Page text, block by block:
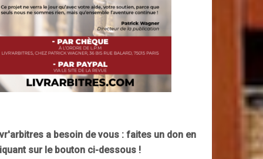
a besoin de vous : faites un don en
sur le bouton ci-dessous !